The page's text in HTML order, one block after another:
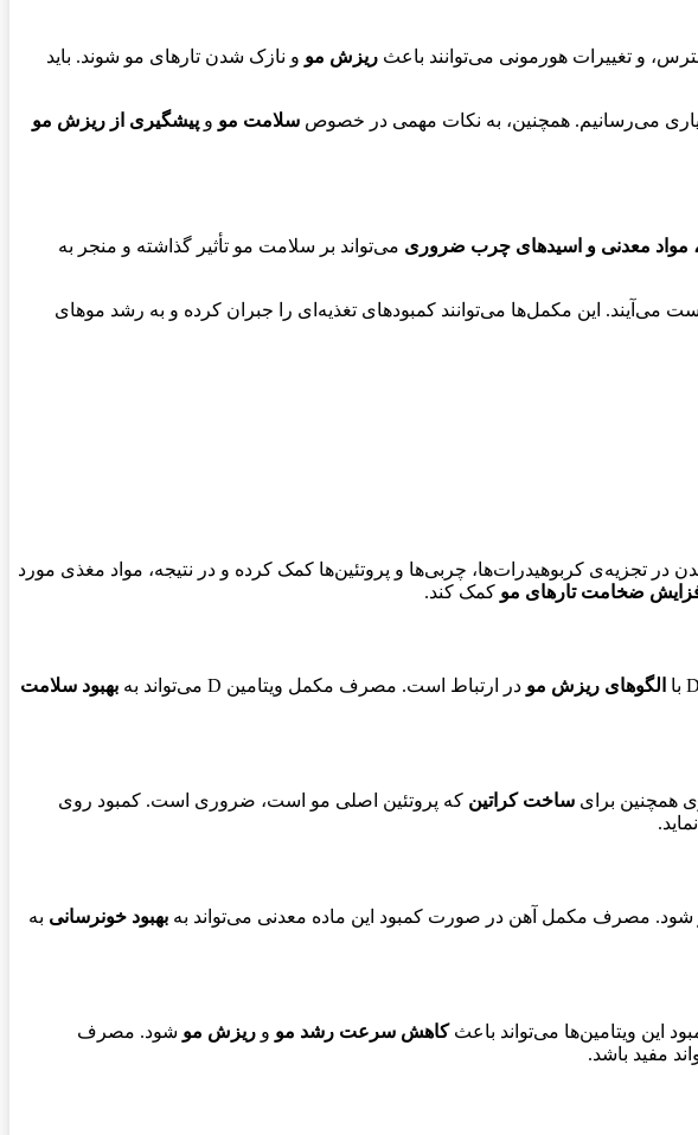
و تغییرات هورمونی می‌توانند باعث ریزش مو و نازک شدن تارهای مو شوند. باید
یاری می‌رسانیم. همچنین، به نکات مهمی در خصوص سلامت مو و پیشگیری از ریزش مو
مواد معدنی و اسیدهای چرب ضروری می‌تواند بر سلامت مو تأثیر گذاشته و منجر به
می‌آیند. این مکمل‌ها می‌توانند کمبودهای تغذیه‌ای را جبران کرده و به رشد موهای
بدن در تجزیه‌ی کربوهیدرات‌ها، چربی‌ها و پروتئین‌ها کمک کرده و در نتیجه، مواد مغذی مورد
ضخامت تارهای مو کمک کند.
الگوهای ریزش مو در ارتباط است. مصرف مکمل ویتامین D می‌تواند به
بهبود سلامت
همچنین برای ساخت کراتین که پروتئین اصلی مو است، ضروری است. کمبود روی
شود. مصرف مکمل آهن در صورت کمبود این ماده معدنی می‌تواند به بهبود خونرسانی به
این ویتامین‌ها می‌تواند باعثکاهش سرعت رشد مو و ریزش مو شود. مصرف